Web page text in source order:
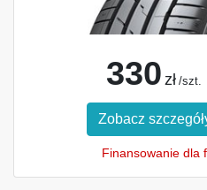
330 zł /szt.
Zobacz
Finansowanie dla